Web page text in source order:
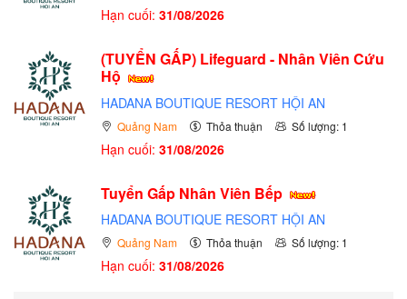
Hạn cuối: 31/08/2026
(TUYỂN GẤP) Lifeguard - Nhân Viên Cứu
Hộ
HADANA BOUTIQUE RESORT HỘI AN
Quảng Nam Thỏa thuận Số lượng: 1
Hạn cuối: 31/08/2026
Tuyển Gấp Nhân Viên Bếp
HADANA BOUTIQUE RESORT HỘI AN
Quảng Nam Thỏa thuận Số lượng: 1
Hạn cuối: 31/08/2026